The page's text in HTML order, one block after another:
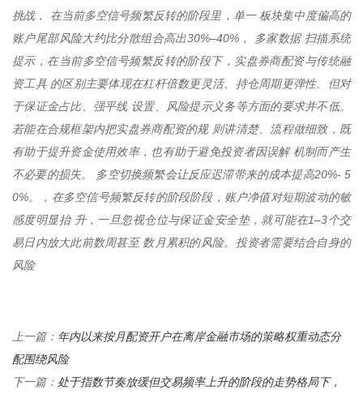
挑战， 在当前多空信号频繁反转的阶段里，单一 板块集中度偏高的
账户尾部风险大约比分散组合高出30%–40%， 多家数据 扫描系统
提示，在当前多空信号频繁反转的阶段下，实盘券商配资与传统融
资工具 的区别主要体现在杠杆倍数更灵活、持仓周期更弹性、但对
于保证金占比、强平线 设置、风险提示义务等方面的要求并不低。
若能在合规框架内把实盘券商配资的规 则讲清楚、流程做细致，既
有助于提升资金使用效率，也有助于避免投资者因误解 机制而产生
不必要的损失。 多空切换频繁会让反应迟滞带来的成本提高20%- 5
0%。，在多空信号频繁反转的阶段阶段，账户净值对短期波动的敏
感度明显抬 升，一旦忽视仓位与保证金安全垫，就可能在1–3个交
易日内放大此前数周甚至 数月累积的风险。投资者需要结合自身的
风险
上一篇： 年内以来按月配资开户在离岸金融市场的策略权重动态分
配围绕风险
下一篇： 处于指数节奏放缓但交易频率上升的阶段的走势格局下，